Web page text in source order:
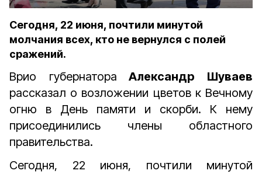
Сегодня, 22 июня, почтили минутой
молчания всех, кто не вернулся с полей
сражений.
Врио губернатора Александр Шуваев
рассказал о возложении цветов к Вечному
огню в День памяти и скорби. К нему
присоединились члены областного
правительства.
Сегодня, 22 июня, почтили минутой